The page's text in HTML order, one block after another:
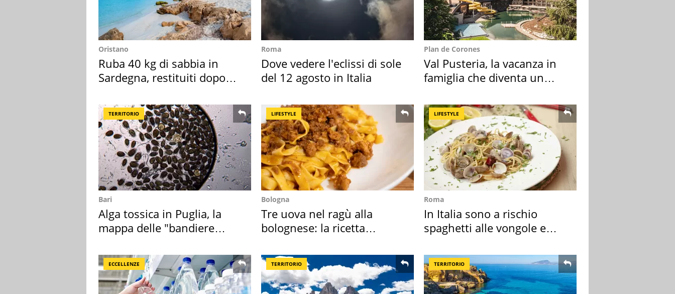
Oristano
Ruba 40 kg di sabbia in
Sardegna, restituiti dopo
Roma
Dove vedere l'eclissi di sole
del 12 agosto in Italia
Plan de Corones
Val Pusteria, la vacanza in
famiglia che diventa un
TERRITORIO
Bari
Alga tossica in Puglia, la
mappa delle "bandiere
LIFESTYLE
Bologna
Tre uova nel ragù alla
bolognese: la ricetta
LIFESTYLE
Roma
In Italia sono a rischio
spaghetti alle vongole e
ECCELLENZE TERRITORIO TERRITORIO